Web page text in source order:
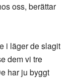
oss, berättar
i läger de slagit
dem vi tre
har ju byggt